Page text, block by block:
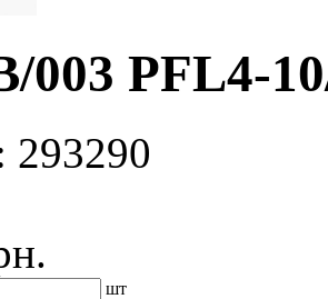
003 PFL4-
293290
шт